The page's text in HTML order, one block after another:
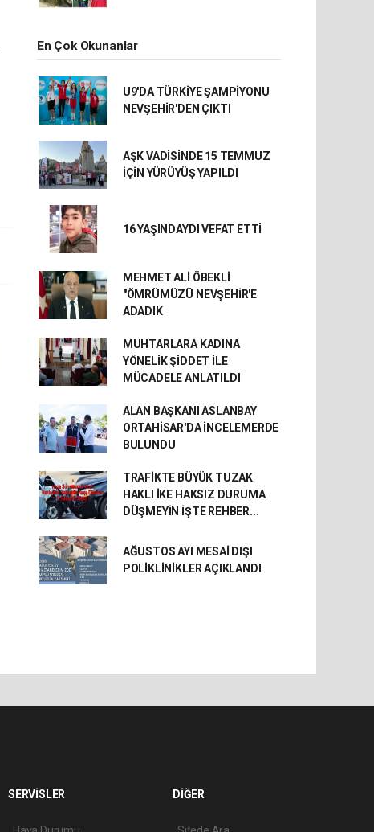
En Çok Okunanlar
U9'DA TÜRKİYE ŞAMPİYONU
NEVŞEHİR'DEN ÇIKTI
AŞK VADİSİNDE 15 TEMMUZ
İÇİN YÜRÜYÜŞ YAPILDI
16 YAŞINDAYDI VEFAT ETTİ
MEHMET ALİ ÖBEKLİ
"ÖMRÜMÜZÜ NEVŞEHİR'E
ADADIK
MUHTARLARA KADINA
YÖNELİK ŞİDDET İLE
MÜCADELE ANLATILDI
ALAN BAŞKANI ASLANBAY
ORTAHİSAR'DA İNCELEMERDE
BULUNDU
TRAFİKTE BÜYÜK TUZAK
HAKLI İKE HAKSIZ DURUMA
DÜŞMEYİN İŞTE REHBER...
AĞUSTOS AYI MESAİ DIŞI
POLİKLİNİKLER AÇIKLANDI
SERVİSLER DİĞER